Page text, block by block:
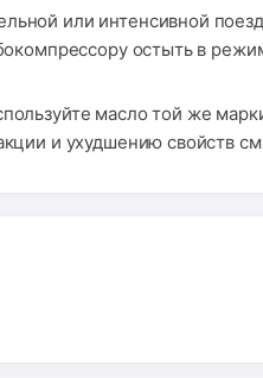
или интенсивной
остыть в
масло той же
и ухудшению свойств